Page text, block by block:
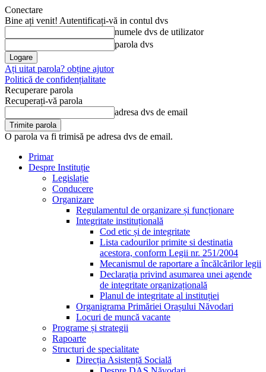
Conectare
Bine ați venit! Autentificați-vă in contul dvs
numele dvs de utilizator
parola dvs
Ați uitat parola? obține ajutor
Politică de confidențialitate
Recuperare parola
Recuperați-vă parola
adresa dvs de email
O parola va fi trimisă pe adresa dvs de email.
Primar
Despre Instituție
Legislație
Conducere
Organizare
Regulamentul de organizare și funcționare
Integritate instituțională
Cod etic și de integritate
Lista cadourilor primite si destinatia
acestora, conform Legii nr. 251/2004
Mecanismul de raportare a încălcărilor legii
Declarația privind asumarea unei agende
de integritate organizațională
Planul de integritate al instituției
Organigrama Primăriei Orașului Năvodari
Locuri de muncă vacante
Programe și strategii
Rapoarte
Structuri de specialitate
Direcția Asistență Socială